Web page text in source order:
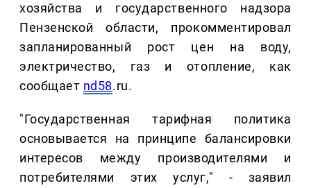
хозяйства и государственного надзора
Пензенской области, прокомментировал
запланированный рост цен на воду,
электричество, газ и отопление, как
сообщает nd58.ru.
"Государственная тарифная политика
основывается на принципе балансировки
интересов между производителями и
потребителями этих услуг," - заявил